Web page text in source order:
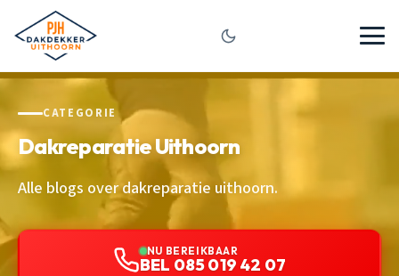
CATEGORIE
Dakreparatie Uithoorn
Alle blogs over dakreparatie uithoorn.
NU BEREIKBAAR
BEL 085 019 42 07